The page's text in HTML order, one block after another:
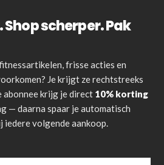
scherper. Pak
frisse acties en
Je krijgt ze rechtstreeks
abonnee krijg je direct 10% korting
— daarna spaar je automatisch
iedere volgende aankoop.